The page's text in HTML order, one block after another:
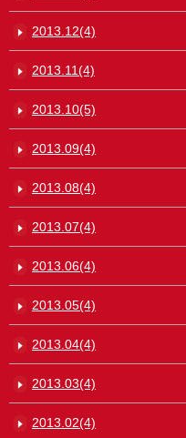
2013.12(4)
2013.11(4)
2013.10(5)
2013.09(4)
2013.08(4)
2013.07(4)
2013.06(4)
2013.05(4)
2013.04(4)
2013.03(4)
2013.02(4)